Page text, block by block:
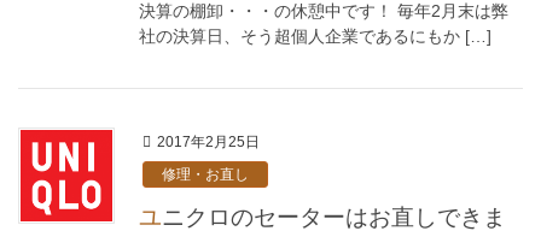
決算の棚卸・・・の休憩中です！ 毎年2月末は弊
社の決算日、そう超個人企業であるにもか […]
2017年2月25日
修理・お直し
ユニクロのセーターはお直しできま